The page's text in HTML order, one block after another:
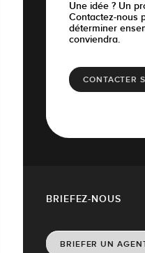
Une idée ? Un
Contactez-nous
déterminer
conviendra.
CONTACTER
BRIEFEZ-NOUS
BRIEFER UN